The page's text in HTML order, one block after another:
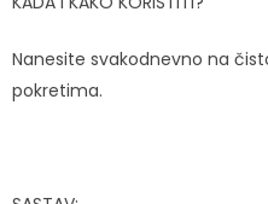
Nanesite svakodnevno na
pokretima.